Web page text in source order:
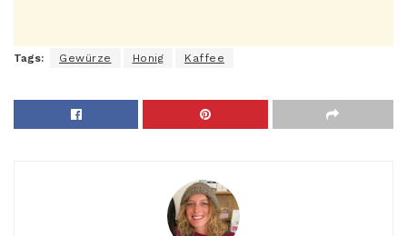
Tags: Gewürze Honig Kaffee